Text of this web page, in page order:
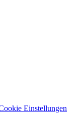
Einstellungen